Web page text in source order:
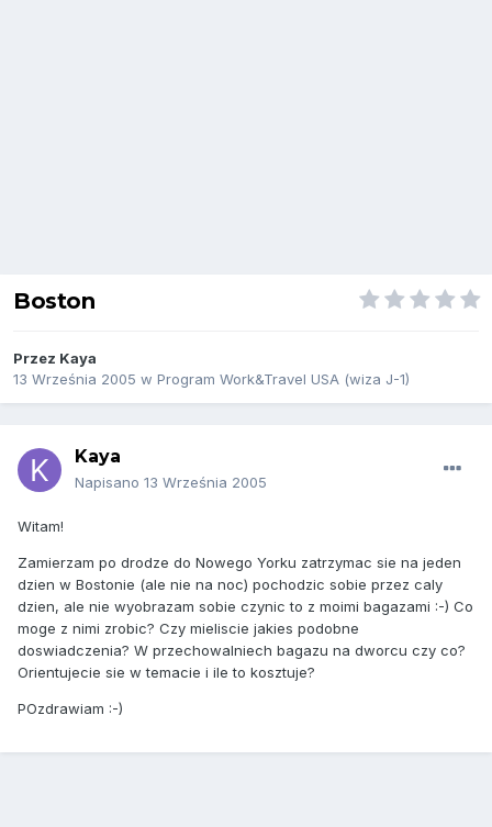
Boston
Przez Kaya
13 Września 2005 w Program Work&Travel USA (wiza J-1)
Kaya
Napisano 13 Września 2005
Witam!
Zamierzam po drodze do Nowego Yorku zatrzymac sie na jeden
dzien w Bostonie (ale nie na noc) pochodzic sobie przez caly
dzien, ale nie wyobrazam sobie czynic to z moimi bagazami :-) Co
moge z nimi zrobic? Czy mieliscie jakies podobne
doswiadczenia? W przechowalniech bagazu na dworcu czy co?
Orientujecie sie w temacie i ile to kosztuje?
POzdrawiam :-)